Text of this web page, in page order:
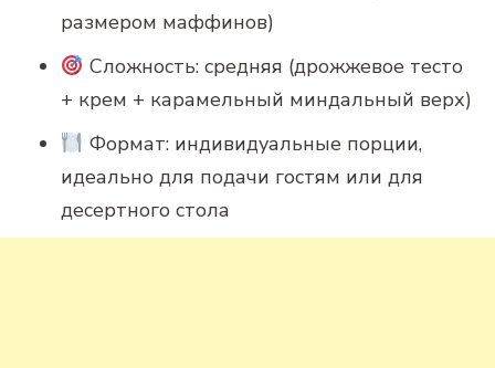
размером маффинов)
Сложность: средняя (дрожжевое тесто
+ крем + карамельный миндальный верх)
Формат: индивидуальные порции,
идеально для подачи гостям или для
десертного стола